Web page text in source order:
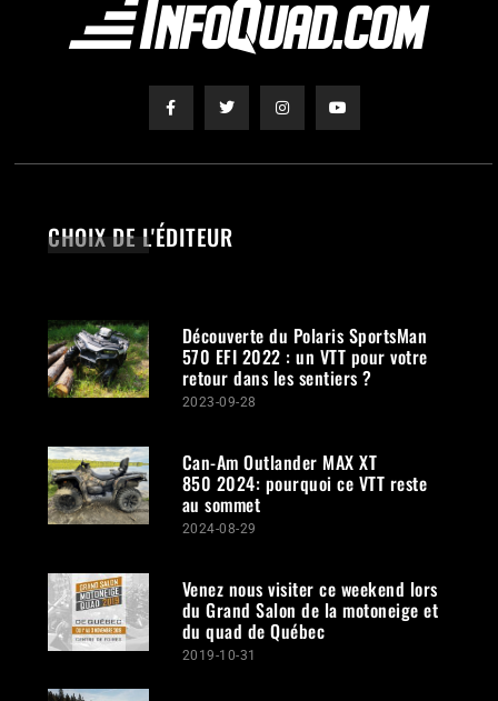
CHOIX DE L'ÉDITEUR
Découverte du Polaris SportsMan
570 EFI 2022 : un VTT pour votre
retour dans les sentiers ?
2023-09-28
Can-Am Outlander MAX XT
850 2024: pourquoi ce VTT reste
au sommet
2024-08-29
Venez nous visiter ce weekend lors
du Grand Salon de la motoneige et
du quad de Québec
2019-10-31